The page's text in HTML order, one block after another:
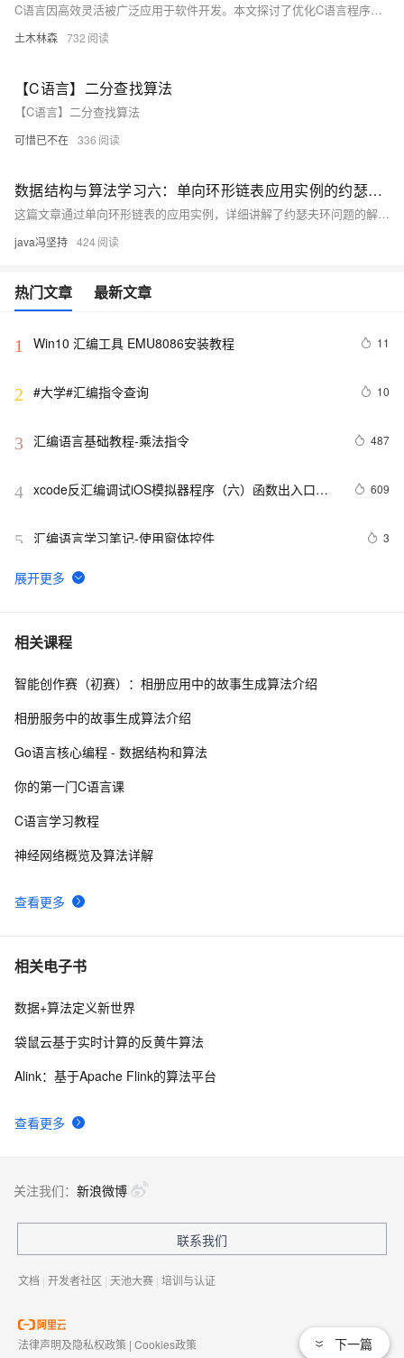
C语言因高效灵活被广泛应用于软件开发。本文探讨了优化C语言程序性能的策略，涵盖算法优化、代码结构优化、内存管理优化、编译器优化、数据结构优化、并行计算优化及性能测试与分析七个方面，旨在通过综合策略提升程序性能，满足实际需求。
土木林森 732
【C语言】二分查找算法
【C语言】二分查找算法
可惜已不在 336
数据结构与算法学习六：单向环形链表应用实例的约瑟夫环问题
这篇文章通过单向环形链表的应用实例，详细讲解了约瑟夫环问题的解决方案，并提供了Java代码实现。
java冯坚持 424
热门文章 最新文章
1 Win10 汇编工具 EMU8086安装教程 11
2 #大学#汇编指令查询 10
3 汇编语言基础教程-乘法指令 487
4 xcode反汇编调试iOS模拟器程序（六）函数出入口处
609
5 汇编语言学习笔记-使用窗体控件 3
6 汇编程序开发环境搭配
7 汇编语言学习笔记-在窗口打印文本
8 【汇编】栈及栈操作的实现
10汇编程序：哆瑞米发商拉西
相关课程
查看更多
智能创作赛（初赛）：相册应用中的故事生成算法介绍
相册服务中的故事生成算法介绍
Go语言核心编程 - 数据结构和算法
你的第一门C语言课
C语言学习教程
神经网络概览及算法详解
相关电子书
查看更多
数据+算法定义新世界
袋鼠云基于实时计算的反黄牛算法
Alink：基于Apache Flink的算法平台
下一篇
关注我们： 新浪微博
联系我们
文档 | 开发者社区 | 天池大赛 | 培训与认证
法律声明及隐私权政策 | Cookies政策